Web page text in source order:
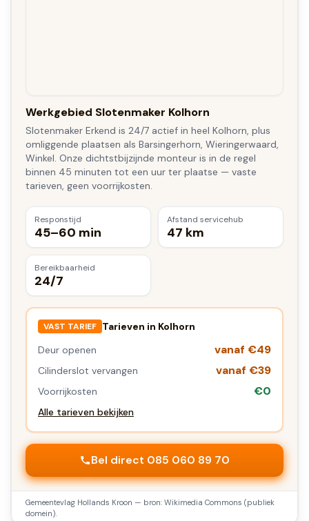
Werkgebied Slotenmaker Kolhorn
Slotenmaker Erkend is 24/7 actief in heel Kolhorn, plus
omliggende plaatsen als Barsingerhorn, Wieringerwaard,
Winkel. Onze dichtstbijzijnde monteur is in de regel
binnen 45 minuten tot een uur ter plaatse — vaste
tarieven, geen voorrijkosten.
Responstijd
45–60 min
Afstand servicehub
47 km
Bereikbaarheid
24/7
VAST TARIEF Tarieven in Kolhorn
Deur openen
vanaf €49
Cilinderslot vervangen vanaf €39
Voorrijkosten €0
Alle tarieven bekijken
Bel direct 085 060 89 70
Gemeentevlag Hollands Kroon — bron: Wikimedia Commons (publiek
domein).